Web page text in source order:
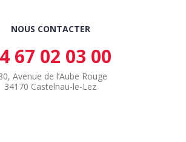
NOUS CONTACTER
67 02 03 00
Avenue de l’Aube Rouge
34170 Castelnau-le-Lez